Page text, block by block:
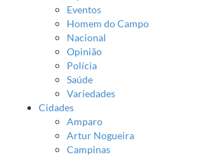
Eventos
Homem do Campo
Nacional
Opinião
Polícia
Saúde
Variedades
Cidades
Amparo
Artur Nogueira
Campinas